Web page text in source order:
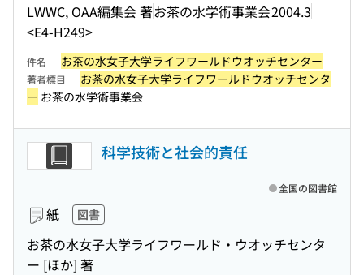
LWWC, OAA編集会 著お茶の水学術事業会2004.3
<E4-H249>
件名 お茶の水女子大学ライフワールドウオッチセンター
著者標目
お茶の水女子大学ライフワールドウオッチセンタ
ー お茶の水学術事業会
科学技術と社会的責任
紙 図書
お茶の水女子大学ライフワールド・ウオッチセンタ
ー [ほか] 著
全国の図書館